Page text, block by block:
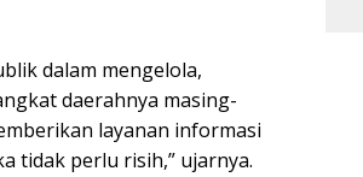
dalam mengelola,
daerahnya masing-
layanan informasi
tidak perlu risih,” ujarnya.